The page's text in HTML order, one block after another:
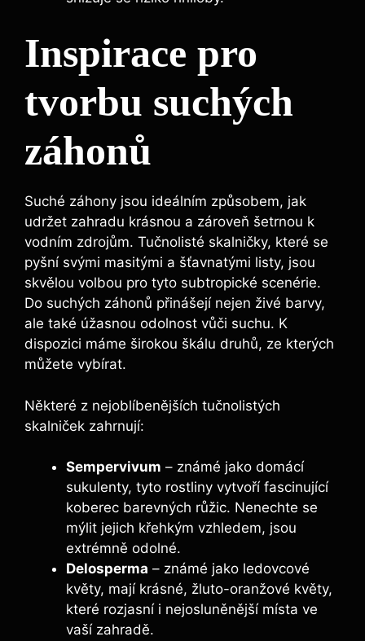
Inspirace pro
tvorbu suchých
záhonů
Suché záhony jsou ideálním způsobem, jak
udržet zahradu krásnou a zároveň šetrnou k
vodním zdrojům. Tučnolisté skalničky, které se
pyšní svými masitými a šťavnatými listy, jsou
skvělou volbou pro tyto subtropické scenérie.
Do suchých záhonů přinášejí nejen živé barvy,
ale také úžasnou odolnost vůči suchu. K
dispozici máme širokou škálu druhů, ze kterých
můžete vybírat.
Některé z nejoblíbenějších tučnolistých
skalniček zahrnují:
Sempervivum – známé jako domácí
sukulenty, tyto rostliny vytvoří fascinující
koberec barevných růžic. Nenechte se
mýlit jejich křehkým vzhledem, jsou
extrémně odolné.
Delosperma – známé jako ledovcové
květy, mají krásné, žluto-oranžové květy,
které rozjasní i nejosluněnější místa ve
vaší zahradě.